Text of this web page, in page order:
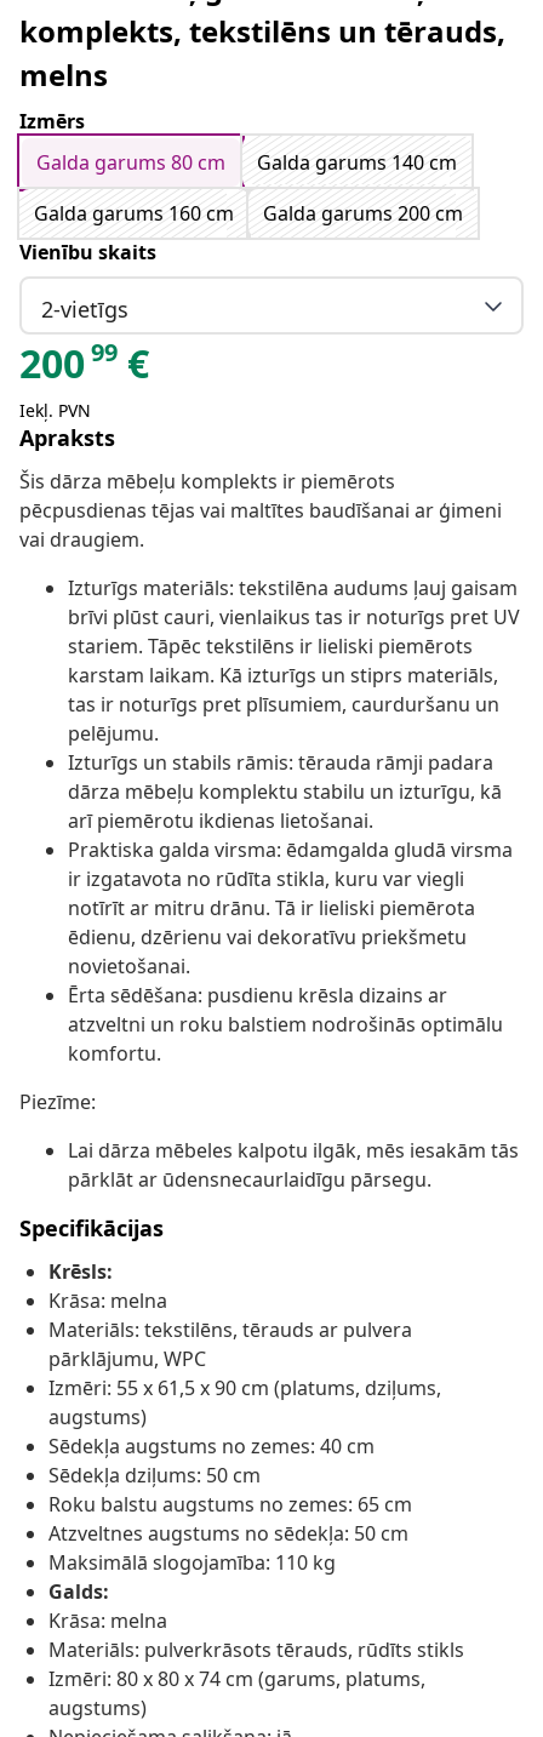
komplekts, tekstilēns un tērauds,
melns
Izmērs
Galda garums 80 cm
Galda garums 140 cm
Galda garums 160 cm
Galda garums 200 cm
Vienību skaits
2-vietīgs
20099 €
Iekļ. PVN
Apraksts
Šis dārza mēbeļu komplekts ir piemērots
pēcpusdienas tējas vai maltītes baudīšanai ar ģimeni
vai draugiem.
Izturīgs materiāls: tekstilēna audums ļauj gaisam
brīvi plūst cauri, vienlaikus tas ir noturīgs pret UV
stariem. Tāpēc tekstilēns ir lieliski piemērots
karstam laikam. Kā izturīgs un stiprs materiāls,
tas ir noturīgs pret plīsumiem, caurduršanu un
pelējumu.
Izturīgs un stabils rāmis: tērauda rāmji padara
dārza mēbeļu komplektu stabilu un izturīgu, kā
arī piemērotu ikdienas lietošanai.
Praktiska galda virsma: ēdamgalda gludā virsma
ir izgatavota no rūdīta stikla, kuru var viegli
notīrīt ar mitru drānu. Tā ir lieliski piemērota
ēdienu, dzērienu vai dekoratīvu priekšmetu
novietošanai.
Ērta sēdēšana: pusdienu krēsla dizains ar
atzveltni un roku balstiem nodrošinās optimālu
komfortu.
Piezīme:
Lai dārza mēbeles kalpotu ilgāk, mēs iesakām tās
pārklāt ar ūdensnecaurlaidīgu pārsegu.
Specifikācijas
Krēsls:
Krāsa: melna
Materiāls: tekstilēns, tērauds ar pulvera
pārklājumu, WPC
Izmēri: 55 x 61,5 x 90 cm (platums, dziļums,
augstums)
Sēdekļa augstums no zemes: 40 cm
Sēdekļa dziļums: 50 cm
Roku balstu augstums no zemes: 65 cm
Atzveltnes augstums no sēdekļa: 50 cm
Maksimālā slogojamība: 110 kg
Galds:
Krāsa: melna
Materiāls: pulverkrāsots tērauds, rūdīts stikls
Izmēri: 80 x 80 x 74 cm (garums, platums,
augstums)